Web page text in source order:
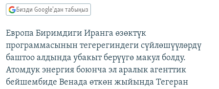
ЭКСПЕРТТЕР ТАЛДАЙТ
БИЗ ЖАНА ДҮЙНӨ
ДАНИСТЕ
ЭЖЕ-СИҢДИЛЕР
ӨЗГӨЧӨ ПИКИР
Русский
ОНЛАЙН ШЕРИНЕ
Бизди Google'дан табыңыз
Европа Биримдиги Иранга өзөктүк
программасынын тегерегиндеги сүйлөшүүлөрдү
баштоо алдында убакыт берүүгө макул болду.
Атомдук энергия боюнча эл аралык агенттик
бейшембиде Венада өткөн жыйында Тегеран